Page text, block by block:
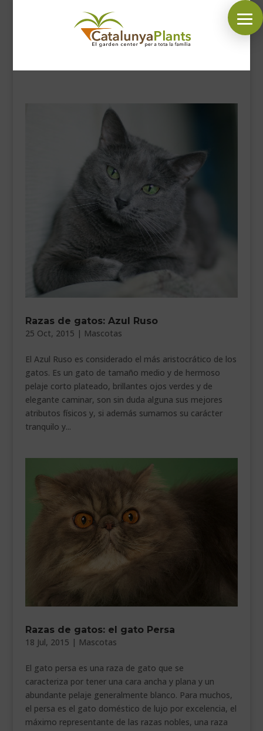
SÍGUENOS EN:
COMPLEMENTOS JARDÍN
HORARIO GARDEN
___________________________
VEURE EN CATALÀ
Razas de gatos: Azul Ruso
25 Oct, 2015 | Mascotas
El Azul Ruso es considerado el más aristocrático de los
gatos. Es un gato de tamaño medio y de hermoso
pelaje corto plateado, brillantes ojos verdes y de
elegante caminar, son sin duda alguna sus mejores
atributos físicos y, si además sumamos su carácter
tranquilo y...
Razas de gatos: el gato Persa
18 Jul, 2015 | Mascotas
El gato persa es una raza de gato que se
caracteriza por tener una cara ancha y plana y un
abundante pelaje generalmente blanco. Para muchos,
el persa es el gato doméstico de lujo por excelencia, el
máximo representante de las razas nobles, una raza